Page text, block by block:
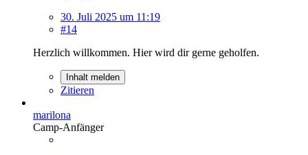
30. Juli 2025 um 11:19
#14
Herzlich willkommen. Hier wird dir gerne geholfen.
Inhalt melden
Zitieren
marilona
Camp-Anfänger